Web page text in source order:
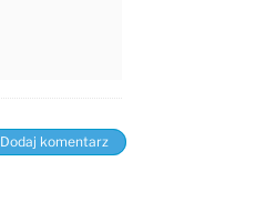
Dodaj komentarz